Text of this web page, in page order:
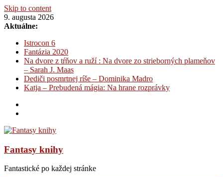
Skip to content
9. augusta 2026
Aktuálne:
Istrocon 6
Fantázia 2020
Na dvore z tŕňov a ruží : Na dvore zo strieborných plameňov
– Sarah J. Maas
Dediči posmrtnej ríše – Dominika Madro
Katja – Prebudená mágia: Na hrane rozprávky
Fantasy knihy
Fantastické po každej stránke